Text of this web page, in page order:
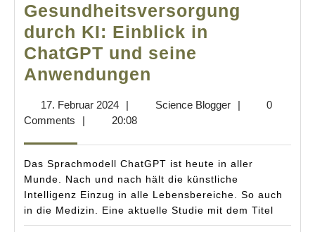
Gesundheitsversorgung
durch KI: Einblick in
ChatGPT und seine
Anwendungen
durch
KI:
Einblick
in
17. Februar 202417.
Februar
| Science BloggerScience
|
0
Comments
| 20:08
Das Sprachmodell ChatGPT ist heute in aller
Munde. Nach und nach hält die künstliche
Intelligenz Einzug in alle Lebensbereiche. So auch
in die Medizin. Eine aktuelle Studie mit dem Titel